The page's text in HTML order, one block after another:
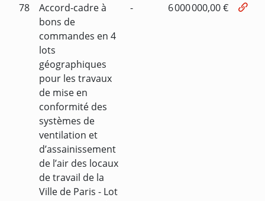
78
Accord-cadre à
bons de
commandes en 4
lots
géographiques
pour les travaux
de mise en
conformité des
systèmes de
ventilation et
d’assainissement
de l’air des locaux
de travail de la
Ville de Paris - Lot
- 6 000 000,00 €